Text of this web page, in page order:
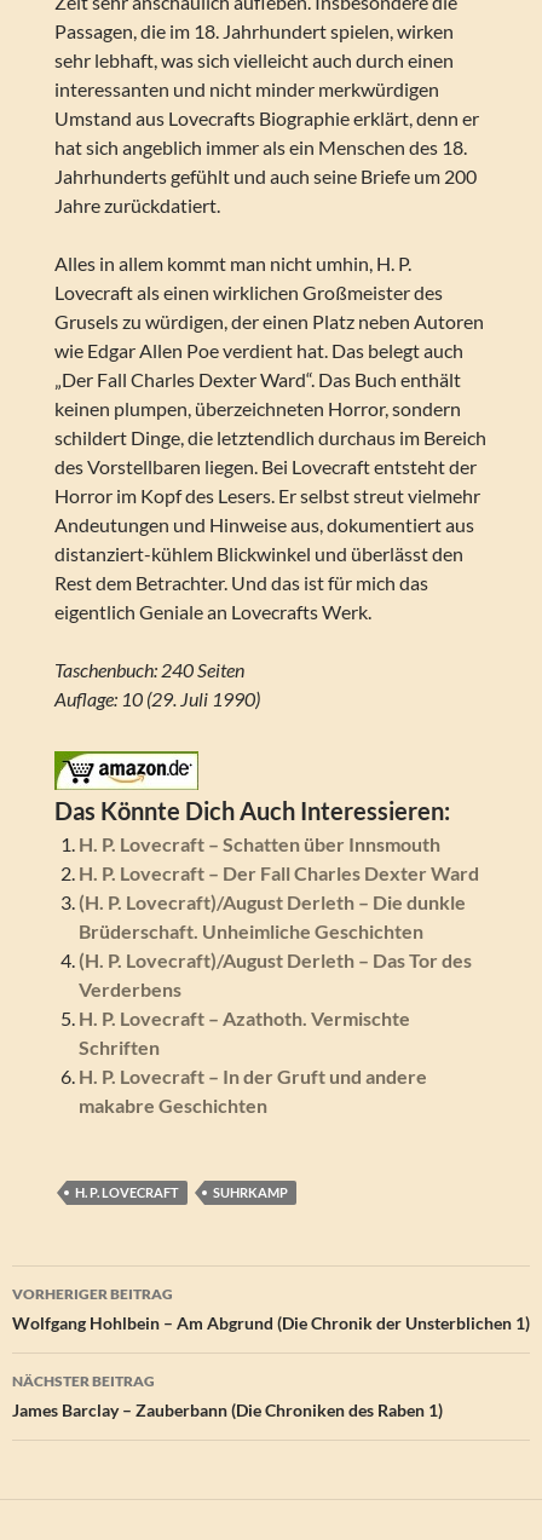
Passagen, die im 18. Jahrhundert spielen, wirken
sehr lebhaft, was sich vielleicht auch durch einen
interessanten und nicht minder merkwürdigen
Umstand aus Lovecrafts Biographie erklärt, denn er
hat sich angeblich immer als ein Menschen des 18.
Jahrhunderts gefühlt und auch seine Briefe um 200
Jahre zurückdatiert.
Alles in allem kommt man nicht umhin, H. P.
Lovecraft als einen wirklichen Großmeister des
Grusels zu würdigen, der einen Platz neben Autoren
wie Edgar Allen Poe verdient hat. Das belegt auch
„Der Fall Charles Dexter Ward“. Das Buch enthält
keinen plumpen, überzeichneten Horror, sondern
schildert Dinge, die letztendlich durchaus im Bereich
des Vorstellbaren liegen. Bei Lovecraft entsteht der
Horror im Kopf des Lesers. Er selbst streut vielmehr
Andeutungen und Hinweise aus, dokumentiert aus
distanziert-kühlem Blickwinkel und überlässt den
Rest dem Betrachter. Und das ist für mich das
eigentlich Geniale an Lovecrafts Werk.
Taschenbuch: 240 Seiten
Auflage: 10 (29. Juli 1990)
Das Könnte Dich Auch Interessieren:
H. P. Lovecraft – Schatten über Innsmouth
H. P. Lovecraft – Der Fall Charles Dexter Ward
(H. P. Lovecraft)/August Derleth – Die dunkle
Brüderschaft. Unheimliche Geschichten
(H. P. Lovecraft)/August Derleth – Das Tor des
Verderbens
H. P. Lovecraft – Azathoth. Vermischte
Schriften
H. P. Lovecraft – In der Gruft und andere
makabre Geschichten
H. P. LOVECRAFT SUHRKAMP
Beitragsnavigation
VORHERIGER BEITRAG
Wolfgang Hohlbein – Am Abgrund (Die Chronik der Unsterblichen 1)
NÄCHSTER BEITRAG
James Barclay – Zauberbann (Die Chroniken des Raben 1)